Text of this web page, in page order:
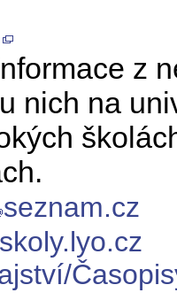
z
nich na
seznam.cz